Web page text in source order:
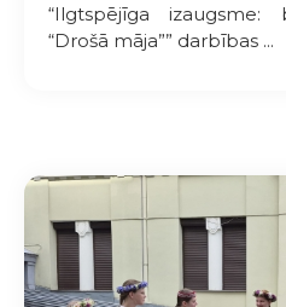
“Ilgtspējīga izaugsme:
“Drošā māja”” darbības ...